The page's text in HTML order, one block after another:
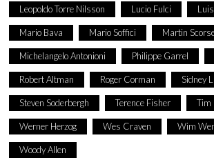
Leopoldo Torre Nilsson Lucio Fulci
Mario Bava Mario Soffici Martin
Michelangelo Antonioni Philippe Garrel
Robert Altman Roger Corman Sidney
Steven Soderbergh Terence Fisher Tim
Werner Herzog Wes Craven Wim
Woody Allen